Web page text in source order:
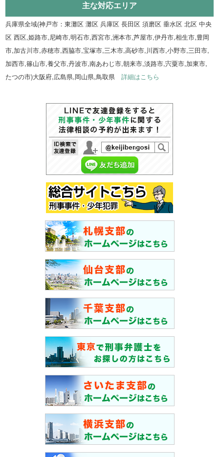
主な対応エリア
兵庫県全域(神戸市：東灘区 灘区 兵庫区 長田区 須磨区 垂水区 北区 中央
区 西区,姫路市,尼崎市,明石市,西宮市,洲本市,芦屋市,伊丹市,相生市,豊岡
市,加古川市,赤穂市,西脇市,宝塚市,三木市,高砂市,川西市,小野市,三田市,
加西市,篠山市,養父市,丹波市,南あわじ市,朝来市,淡路市,宍粟市,加東市,
たつの市)大阪府,広島県,岡山県,鳥取県詳細はこちら